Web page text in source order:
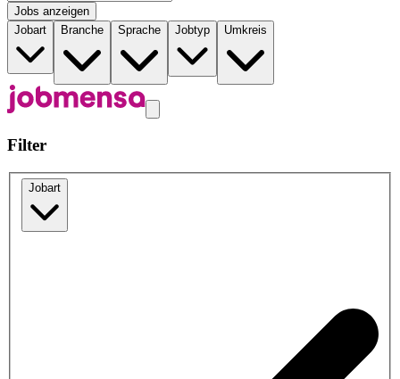
Jobs anzeigen
Jobart
Branche Sprache Jobtyp Umkreis
Filter
Jobart